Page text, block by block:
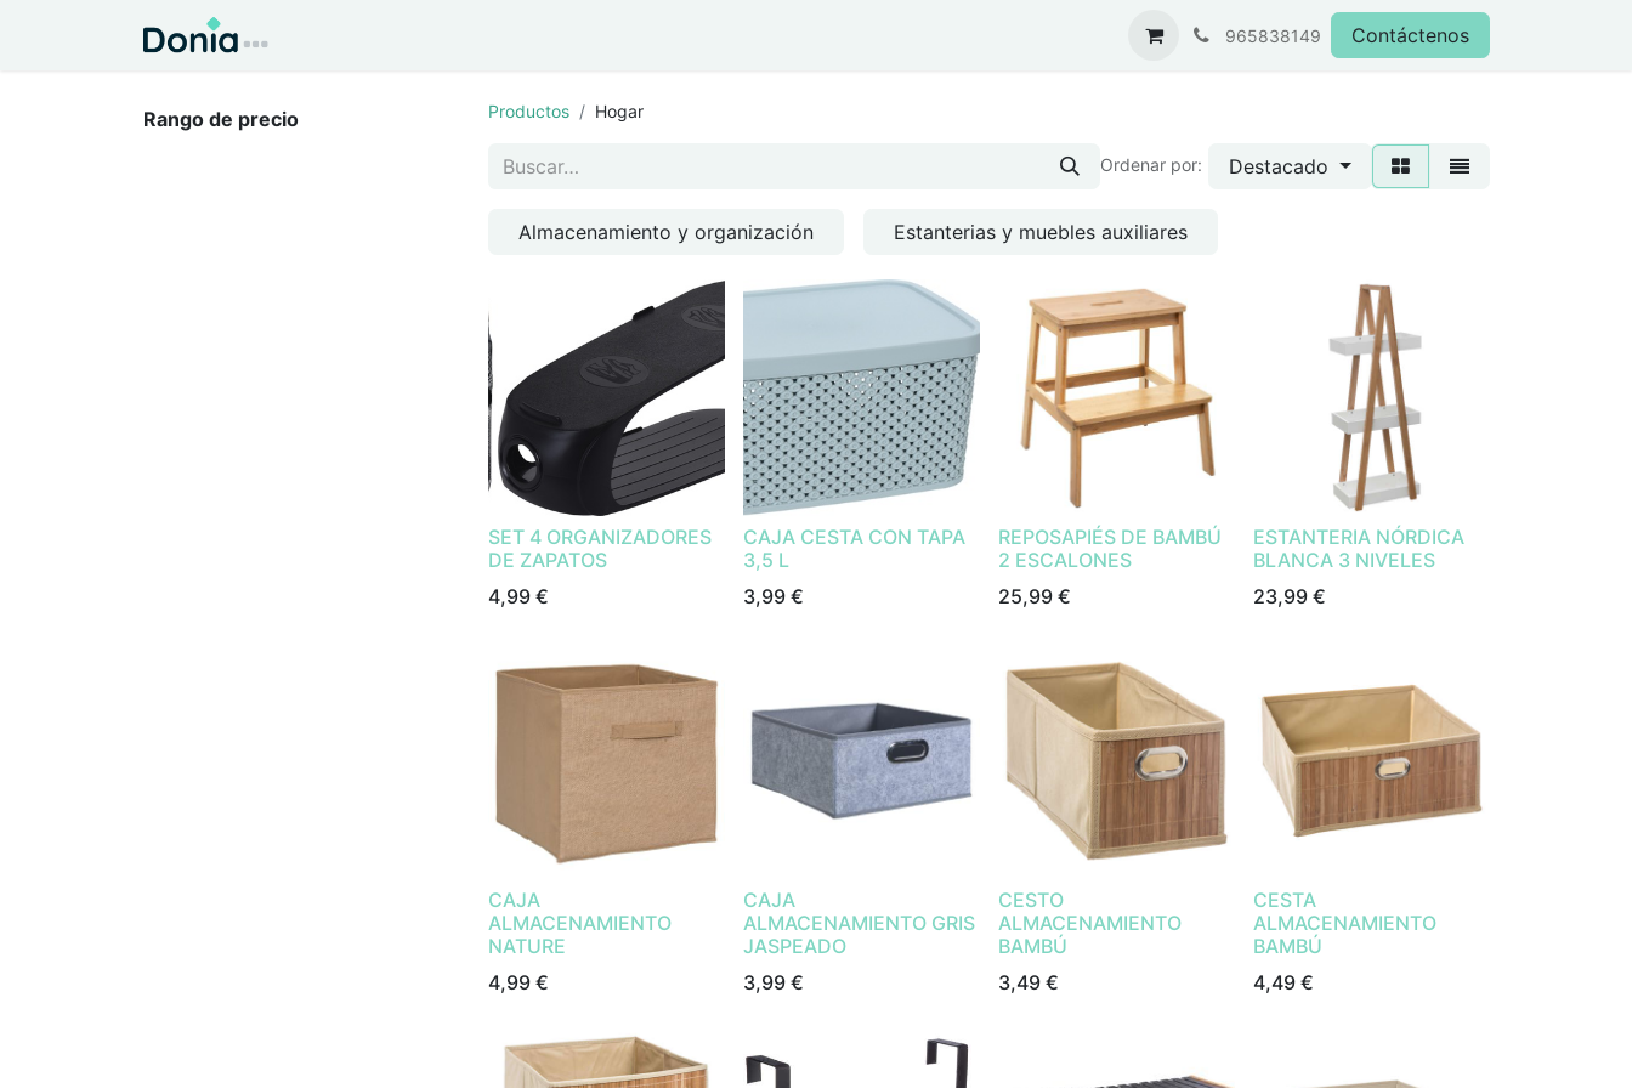
965838149 Contáctenos
Rango de precio Productos Hogar
Ordenar por: Destacado
Almacenamiento y organización Estanterias y muebles auxiliares
SET 4 ORGANIZADORES
DE ZAPATOS
4,99 €
CAJA CESTA CON TAPA
3,5 L
3,99 €
REPOSAPIÉS DE BAMBÚ
2 ESCALONES
25,99 €
ESTANTERIA NÓRDICA
BLANCA 3 NIVELES
23,99 €
CAJA
ALMACENAMIENTO
NATURE
4,99 €
CAJA
ALMACENAMIENTO GRIS
JASPEADO
3,99 €
CESTO
ALMACENAMIENTO
BAMBÚ
3,49 €
CESTA
ALMACENAMIENTO
BAMBÚ
4,49 €